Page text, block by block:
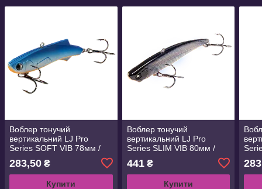
Воблер тонучий
вертикальний LJ Pro
Series SOFT VIB 78мм /
002)
283,50 ₴
Купити
Воблер тонучий
вертикальний LJ Pro
Series SLIM VIB 80мм /
101)
441₴
Купити
006)